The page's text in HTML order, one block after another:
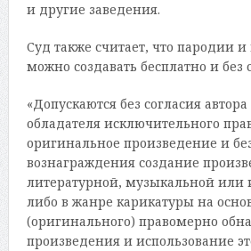
и другие заведения.
Суд также считает, что пародии
можно создавать бесплатно и без
«Допускаются без согласия
обладателя исключительного
оригинальное произведение и
вознаграждения создание
литературной, музыкальной или
либо в жанре карикатуры на
(оригинального) правомерно
произведения и использование